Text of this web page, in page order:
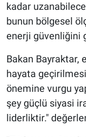
kadar
bunun bölgesel
enerji güvenliğini
Bakan Bayraktar,
hayata geçirilmesi
önemine vurgu
şey güçlü siyasi
liderliktir."